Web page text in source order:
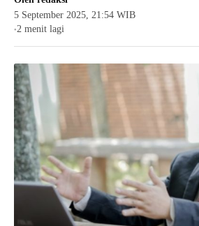
5 September 2025, 21:54 WIB
●2 menit lagi